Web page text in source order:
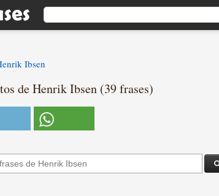
Ibsen
de Henrik Ibsen (39 frases)